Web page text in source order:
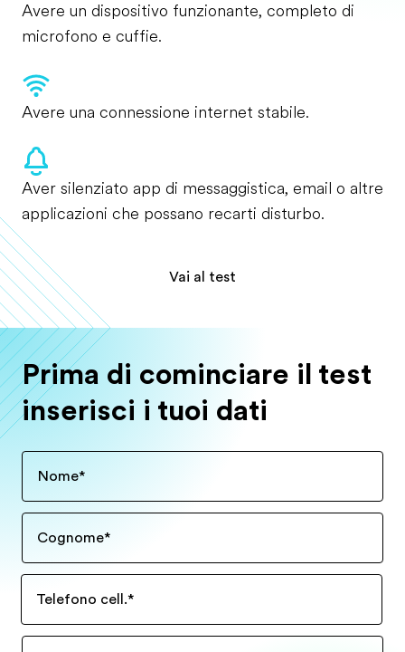
Avere un dispositivo funzionante, completo di
microfono e cuffie.
Avere una connessione internet stabile.
Aver silenziato app di messaggistica, email o altre
applicazioni che possano recarti disturbo.
Vai al test
Prima di cominciare il test
inserisci i tuoi dati
Nome*
Cognome*
Telefono cell.*